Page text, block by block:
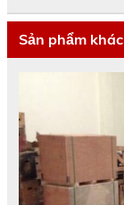
Sản phẩm khác